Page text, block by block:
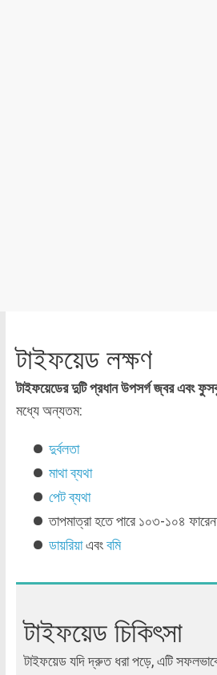
টাইফয়েড লক্ষণ
টাইফয়েডের দুটি প্রধান উপসর্গ জ্বর এবং
মধ্যে অন্যতম:
দুর্বলতা
মাথা ব্যথা
পেট ব্যথা
তাপমাত্রা হতে পারে ১০৩-১০৪
ডায়রিয়াএবংবমি
টাইফয়েড চিকিৎসা
টাইফয়েড যদি দ্রুত ধরা পড়ে, এটি